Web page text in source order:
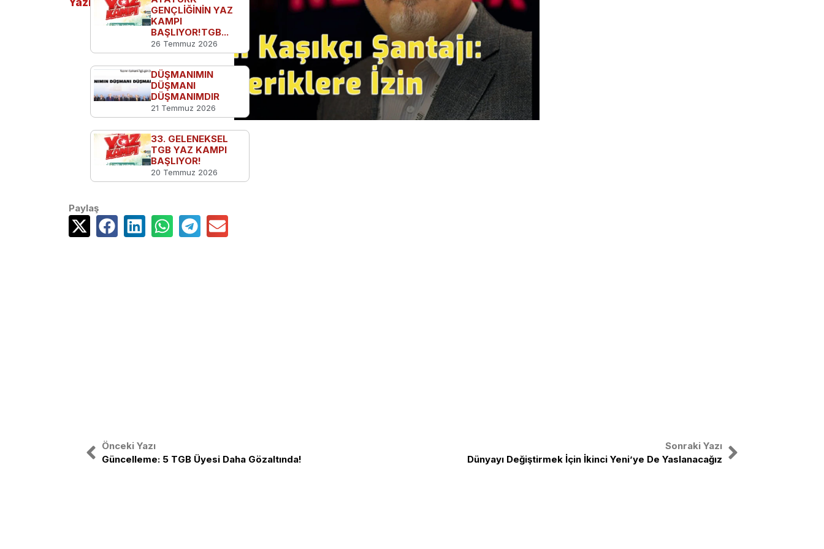
Yazılar
GENÇLİĞİNİN YAZ
KAMPI
BAŞLIYOR!TGB...
26 Temmuz 2026
DÜŞMANIMIN
DÜŞMANI
DÜŞMANIMDIR
21 Temmuz 2026
33. GELENEKSEL
TGB YAZ KAMPI
BAŞLIYOR!
20 Temmuz 2026
Paylaş
Önceki Yazı
Güncelleme: 5 TGB Üyesi Daha Gözaltında!
Sonraki Yazı
Dünyayı Değiştirmek İçin İkinci Yeni’ye De Yaslanacağız